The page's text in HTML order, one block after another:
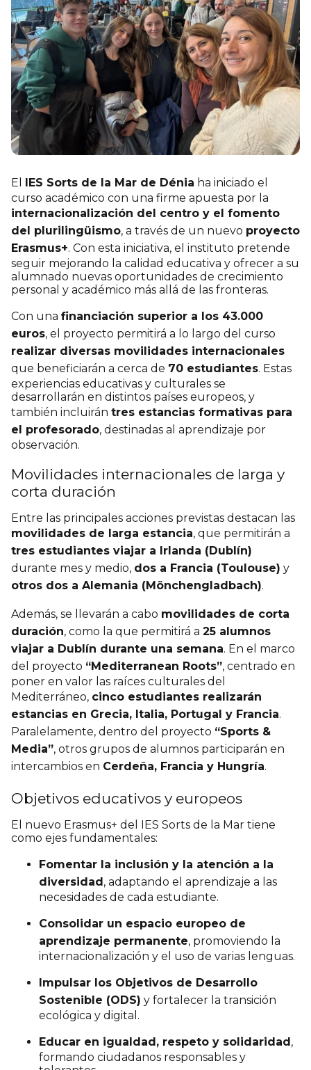
El IES Sorts de la Mar de Dénia ha iniciado el
curso académico con una firme apuesta por la
internacionalización del centro y el fomento
del plurilingüismo, a través de un nuevo proyecto
Erasmus+. Con esta iniciativa, el instituto pretende
seguir mejorando la calidad educativa y ofrecer a su
alumnado nuevas oportunidades de crecimiento
personal y académico más allá de las fronteras.
Con una financiación superior a los 43.000
euros, el proyecto permitirá a lo largo del curso
realizar diversas movilidades internacionales
que beneficiarán a cerca de 70 estudiantes. Estas
experiencias educativas y culturales se
desarrollarán en distintos países europeos, y
también incluirán tres estancias formativas para
el profesorado, destinadas al aprendizaje por
observación.
Movilidades internacionales de larga y
corta duración
Entre las principales acciones previstas destacan las
movilidades de larga estancia, que permitirán a
tres estudiantes viajar a Irlanda (Dublín)
durante mes y medio, dos a Francia (Toulouse) y
otros dos a Alemania (Mönchengladbach).
Además, se llevarán a cabo movilidades de corta
duración, como la que permitirá a 25 alumnos
viajar a Dublín durante una semana. En el marco
del proyecto “Mediterranean Roots”, centrado en
poner en valor las raíces culturales del
Mediterráneo, cinco estudiantes realizarán
estancias en Grecia, Italia, Portugal y Francia.
Paralelamente, dentro del proyecto “Sports &
Media”, otros grupos de alumnos participarán en
intercambios en Cerdeña, Francia y Hungría.
Objetivos educativos y europeos
El nuevo Erasmus+ del IES Sorts de la Mar tiene
como ejes fundamentales:
Fomentar la inclusión y la atención a la
diversidad, adaptando el aprendizaje a las
necesidades de cada estudiante.
Consolidar un espacio europeo de
aprendizaje permanente, promoviendo la
internacionalización y el uso de varias lenguas.
Impulsar los Objetivos de Desarrollo
Sostenible (ODS) y fortalecer la transición
ecológica y digital.
Educar en igualdad, respeto y solidaridad,
formando ciudadanos responsables y